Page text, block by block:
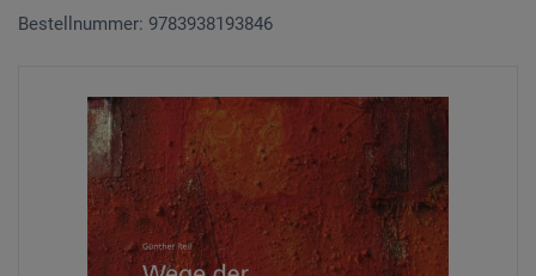
Bestellnummer: 9783938193846